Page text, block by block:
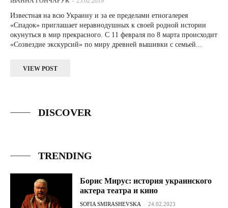
Известная на всю Украину и за ее пределами етногалерея
«Спадок» приглашает неравнодушных к своей родной истории
окунуться в мир прекрасного. С 11 февраля по 8 марта происходит
«Созвездие экскурсий» по миру древней вышивки с семьей...
VIEW POST
DISCOVER
TRENDING
Борис Мирус: история украинского
актера театра и кино
SOFIA SMIRASHEVSKA - 24.02.2023